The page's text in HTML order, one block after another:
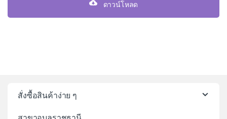
ดาวน์โหลด
สั่งซื้อสินค้าง่าย ๆ